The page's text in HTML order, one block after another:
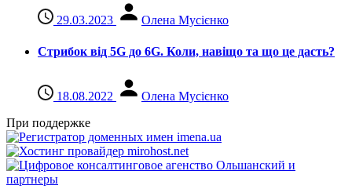
29.03.2023 Олена Мусієнко
Стрибок від 5G до 6G. Коли, навіщо та що це даcть?
18.08.2022
Олена Мусієнко
При поддержке